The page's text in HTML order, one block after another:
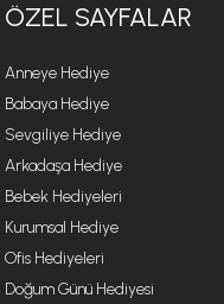
ÖZEL SAYFALAR
Anneye Hediye
Babaya Hediye
Sevgiliye Hediye
Arkadaşa Hediye
Bebek Hediyeleri
Kurumsal Hediye
Ofis Hediyeleri
Doğum Günü Hediyesi